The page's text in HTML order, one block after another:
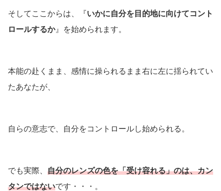
そしてここからは、『いかに自分を目的地に向けてコント
ロールするか』を始められます。
本能の赴くまま、感情に操られるまま右に左に揺られてい
たあなたが、
自らの意志で、自分をコントロールし始められる。
でも実際、 自分のレンズの色を「受け容れる」のは、カン
タンではないです・・・。